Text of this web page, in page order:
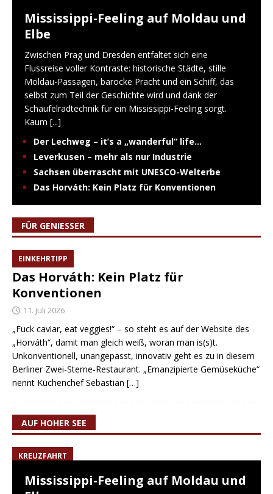
Mississippi-Feeling auf Moldau und
Elbe
Zwischen Prag und Dresden entfaltet sich eine
Flussreise voller Kontraste: historische Städte, stille
Moldau-Passagen, barocke Pracht und ein Schiff, das
selbst zum Teil der Geschichte wird und dank der
Schaufelradtechnik für ein Mississippi-Feeling sorgt.
Kaum [...]
Der Lechweg – it’s a „wanderful“ life…
Leverkusen – mehr als nur Industrie
Sachsen überrascht mit UNESCO-Welterbe
Das Horváth: Kein Platz für Konventionen
FÜR GENIESSER
EINKEHRTIPP
Das Horváth: Kein Platz für
Konventionen
11. Juli 2026
„Fuck caviar, eat veggies!“ – so steht es auf der Website des
„Horváth“, damit man gleich weiß, woran man is(s)t.
Unkonventionell, unangepasst, innovativ geht es zu in diesem
Berliner Zwei-Sterne-Restaurant. „Emanzipierte Gemüseküche“
nennt Küchenchef Sebastian […]
AUF HOHER SEE
KREUZFAHRT
Mississippi-Feeling auf Moldau und